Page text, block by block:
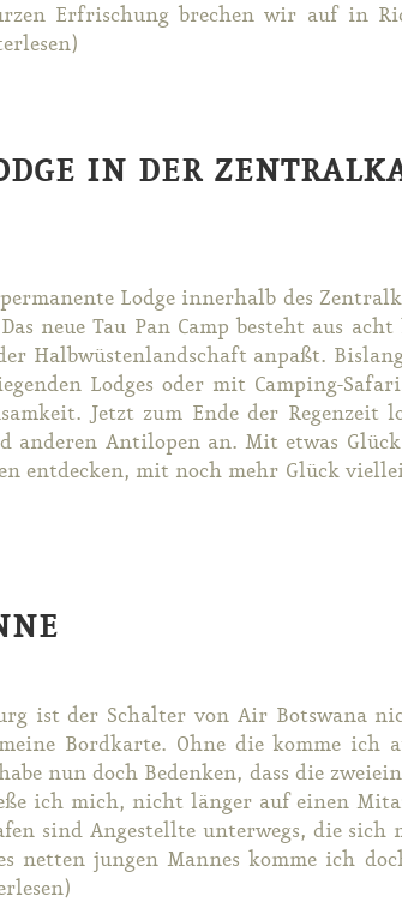
Er­fri­schung bre­chen wir auf in
IN DER
Lodge in­ner­halb des
neue Tau Pan Camp be­steht aus
Halb­wüs­ten­land­schaft an­pa­ßt.
Lod­ges oder mit Cam­ping-
Jetzt zum En­de der Re­gen­zeit
an­de­ren An­ti­lo­pen an. Mit et­was
ent­de­cken, mit noch mehr Glück
ist der Schal­ter von Air Bots­wa­na
Bord­kar­te. Oh­ne die kom­me ich
nun doch Be­den­ken, dass die
ich mich, nicht län­ger auf ei­nen
sind An­ge­stell­te un­ter­wegs, die sich
net­ten jun­gen Man­nes kom­me ich